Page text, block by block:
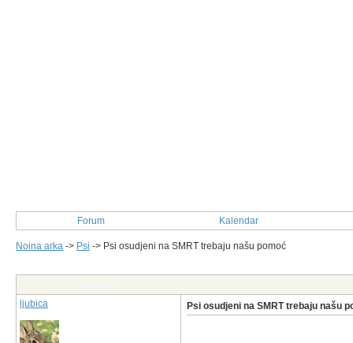
Forum Kalendar
Noina arka -> Psi -> Psi osudjeni na SMRT trebaju našu pomoć
ljubica
Psi osudjeni na SMRT trebaju našu